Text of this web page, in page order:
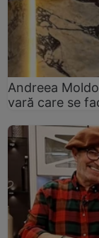
Andreea
vară care se